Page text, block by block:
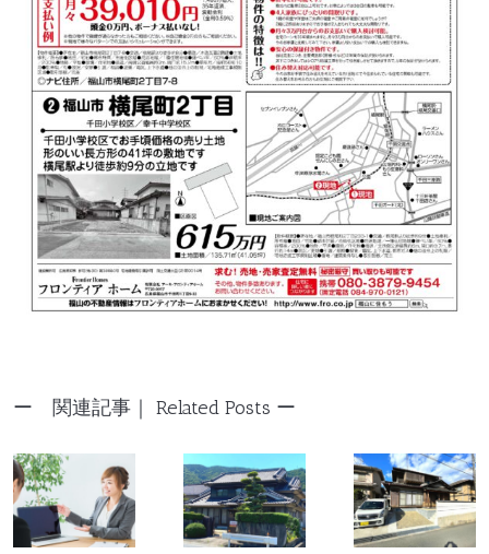
Related Posts